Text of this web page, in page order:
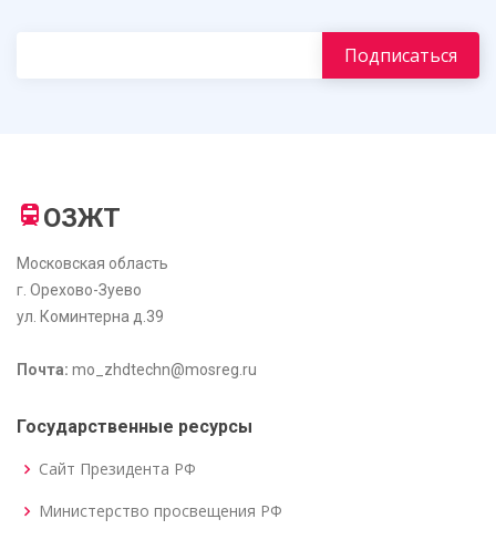
ОЗЖТ
Московская область
г. Орехово-Зуево
ул. Коминтерна д.39
Почта: mo_zhdtechn@mosreg.ru
Государственные ресурсы
Сайт Президента РФ
Министерство просвещения РФ